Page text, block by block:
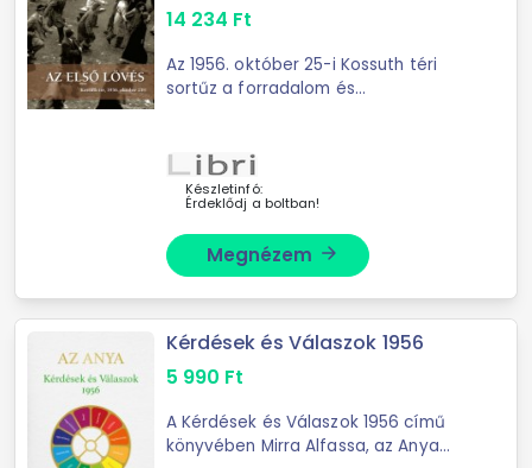
14 234 Ft
Az 1956. október 25-i Kossuth téri
sortűz a forradalom és
Készletinfó:
Érdeklődj a boltban!
Megnézem arrow_forward
Kérdések és Válaszok 1956
5 990 Ft
A Kérdések és Válaszok 1956 című
könyvében Mirra Alfassa, az Anya